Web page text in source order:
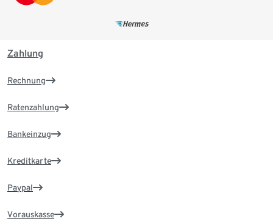
Zahlung
Rechnung
Ratenzahlung
Bankeinzug
Kreditkarte
Paypal
Vorauskasse